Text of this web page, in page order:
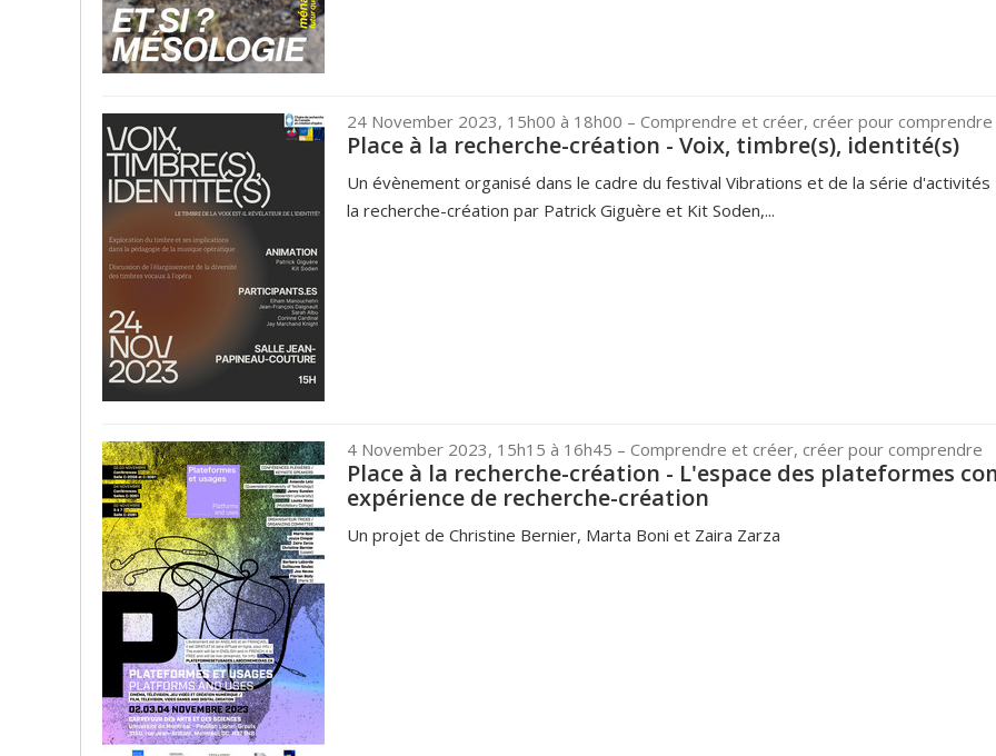
24 November 2023, 15h00 à 18h00 – Comprendre et créer, créer pour comprendre
Place à la recherche-création - Voix, timbre(s), identité(s)
Un évènement organisé dans le cadre du festival Vibrations et de la série d'activités
la recherche­-création par Patrick Giguère et Kit Soden,...
4 November 2023, 15h15 à 16h45 – Comprendre et créer, créer pour comprendre
Place à la recherche-création - L'espace des plateformes
expérience de recherche-création
Un projet de Christine Bernier, Marta Boni et Zaira Zarza